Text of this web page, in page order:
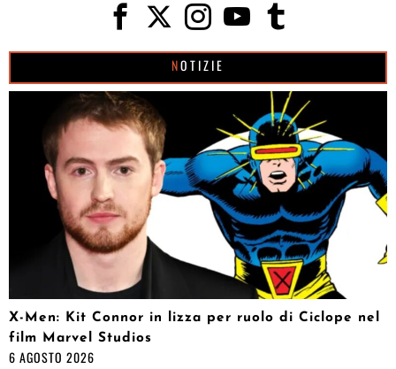
NOTIZIE
X-Men: Kit Connor in lizza per ruolo di Ciclope nel
film Marvel Studios
6 AGOSTO 2026